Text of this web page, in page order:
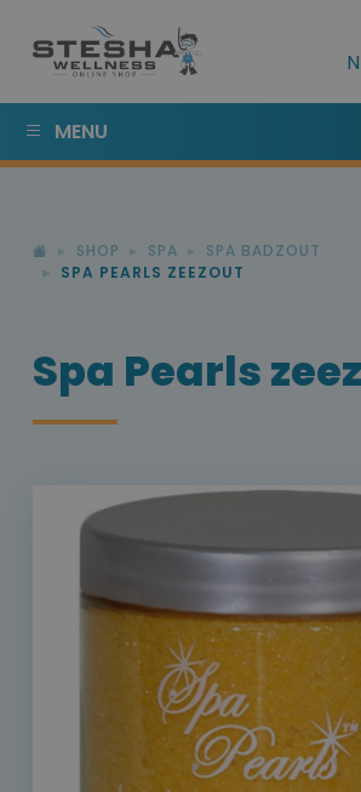
MENU
SHOP SPA
SPA BADZOUT
SPA PEARLS ZEEZOUT
Spa Pearls